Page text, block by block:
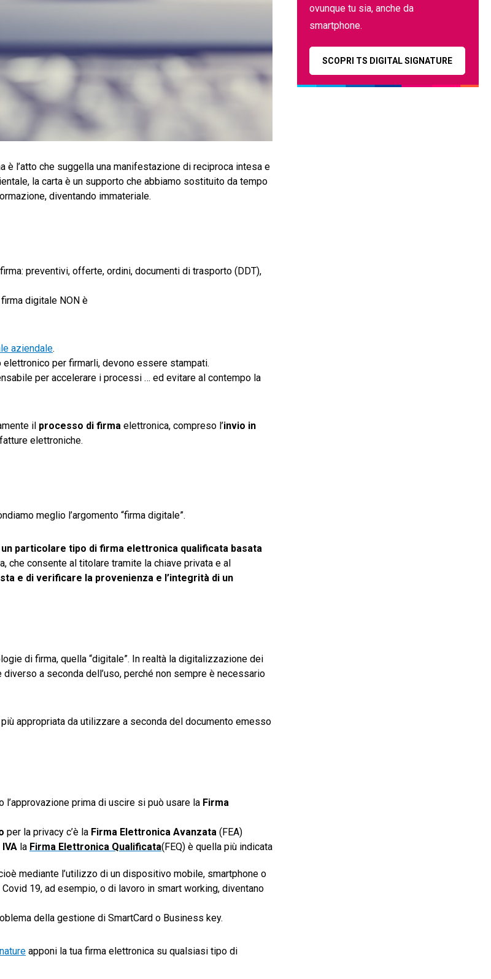
è l’atto che suggella una manifestazione di reciproca intesa e
la carta è un supporto che abbiamo sostituito da tempo
diventando immateriale.
preventivi, offerte, ordini, documenti di trasporto (DDT),
digitale NON è
aziendale.
per firmarli, devono essere stampati.
per accelerare i processi … ed evitare al contempo la
il processo di firma elettronica, compreso l’invio in
elettroniche.
meglio l’argomento “firma digitale”.
particolare tipo di firma elettronica qualificata basata
che consente al titolare tramite la chiave privata e al
e di verificare la provenienza e l’integrità di un
di firma, quella “digitale”. In realtà la digitalizzazione dei
a seconda dell’uso, perché non sempre è necessario
appropriata da utilizzare a seconda del documento emesso
l’approvazione prima di uscire si può usare la Firma
per la privacy c’è la Firma Elettronica Avanzata (FEA)
la Firma Elettronica Qualificata(FEQ) è quella più indicata
mediante l’utilizzo di un dispositivo mobile, smartphone o
19, ad esempio, o di lavoro in smart working, diventano
della gestione di SmartCard o Business key.
apponi la tua firma elettronica su qualsiasi tipo di
ovunque tu sia, anche da
smartphone.
SCOPRI TS DIGITAL SIGNATURE